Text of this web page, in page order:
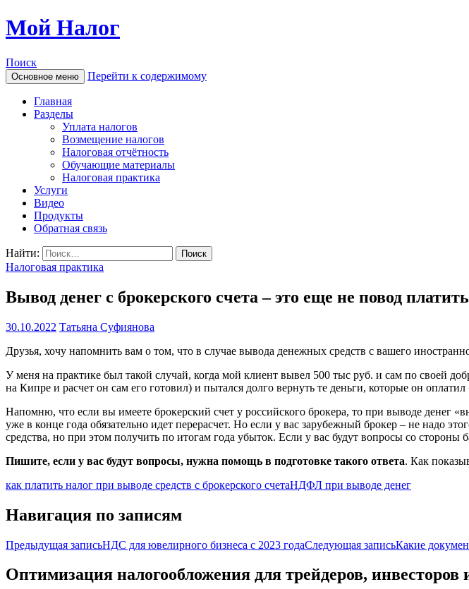
Мой Налог
Поиск
Основное меню Перейти к содержимому
Главная
Разделы
Уплата налогов
Возмещение налогов
Налоговая отчётность
Обучающие материалы
Налоговая практика
Услуги
Видео
Продукты
Обратная связь
Найти:
Налоговая практика
Вывод денег с брокерского счета – это еще не повод
30.10.2022 Татьяна Суфиянова
Друзья, хочу напомнить вам о том, что в случае вывода денежных средств с вашего
У меня на практике был такой случай, когда мой клиент вывел 500 тыс руб. и сам по своей
на Кипре и расчет он сам его готовил) и пытался долго вернуть те деньги, которые он
Напомню, что если вы имеете брокерский счет у российского брокера, то при выводе денег
уже в конце года обязательно идет перерасчет. Но если у вас зарубежный брокер – не надо
средства, но при этом получить по итогам года убыток. Если у вас будут вопросы со
Пишите, если у вас будут вопросы, нужна помощь в подготовке такого ответа. Как
как платить налог при выводе средств с брокерского счетаНДФЛ при выводе денег
Навигация по записям
Предыдущая записьНДС для ювелирного бизнеса с 2023 годаСледующая записьКакие
Оптимизация налогообложения для трейдеров,